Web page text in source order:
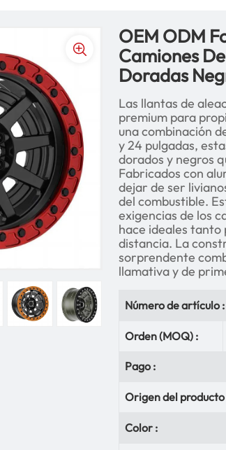
OEM ODM
Camiones
Doradas
Las llantas de
premium para
una combinación
y 24 pulgadas,
dorados y negros
Fabricados con
dejar de ser
del combustible.
exigencias de los
hace ideales tanto
distancia. La
sorprendente
llamativa y de
Número de artículo :
Orden (MOQ) :
Pago :
Origen del producto
Color :